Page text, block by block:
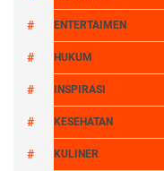
ENTERTAIMEN
HUKUM
INSPIRASI
KESEHATAN
KULINER